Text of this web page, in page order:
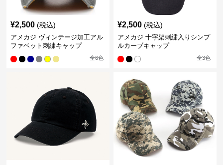
¥2,500 (税込)
アメカジ ヴィンテージ加工アル
ファベット刺繍キャップ
全6色
¥2,500 (税込)
アメカジ 十字架刺繍入りシンプ
ルカーブキャップ
全3色